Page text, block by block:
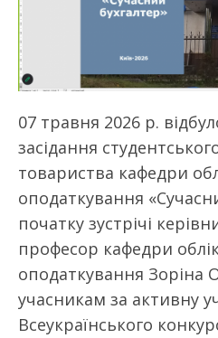
07 травня 2026 р.
засідання
товариства кафедри
оподаткування
початку зустрічі
професор кафедри
оподаткування Зоріна
учасникам за активну
Всеукраїнського